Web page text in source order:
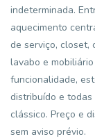
indeterminada.
aquecimento
de serviço, closet,
lavabo e
funcionalidade,
distribuído e
clássico. Preço e
sem aviso prévio.